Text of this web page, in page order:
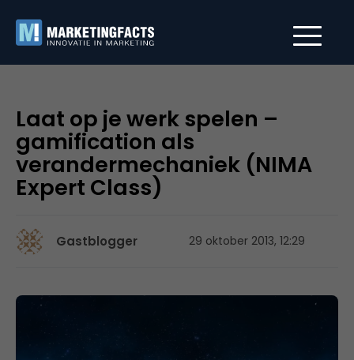
Laat op je werk spelen –
gamification als
verandermechaniek (NIMA
Expert Class)
Gastblogger 29 oktober 2013, 12:29